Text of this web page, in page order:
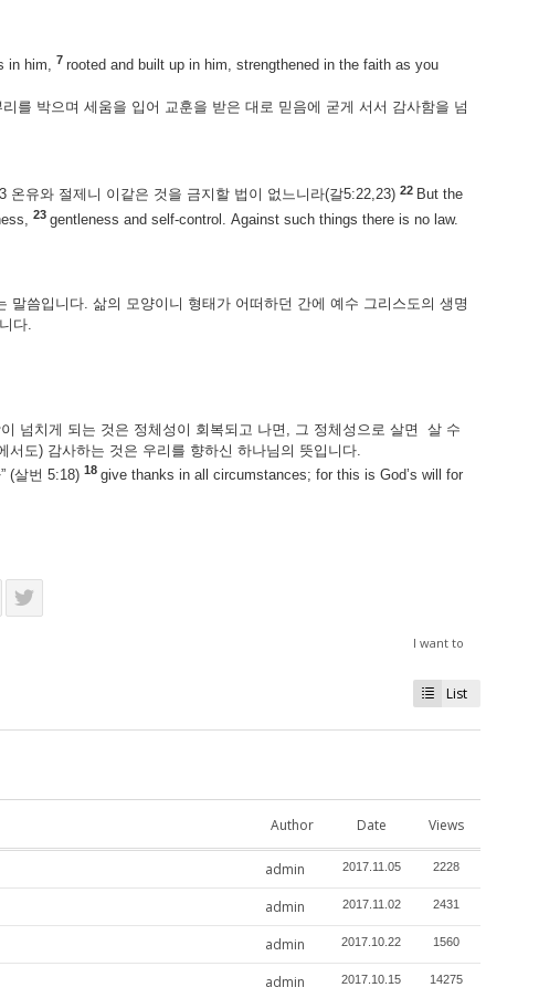
in him, 7 rooted and built up in him, strengthened in the faith as you
를 박으며 세움을 입어 교훈을 받은 대로 믿음에 굳게 서서 감사함을 넘
유와 절제니 이같은 것을 금지할 법이 없느니라(갈5:22,23) 22 But the
23 gentleness and self-control. Against such things there is no law.
말씀입니다. 삶의 모양이니 형태가 어떠하던 간에 예수 그리스도의 생명
다.
넘치게 되는 것은 정체성이 회복되고 나면, 그 정체성으로 살면 살 수
도) 감사하는 것은 우리를 향하신 하나님의 뜻입니다.
(살번 5:18) 18 give thanks in all circumstances; for this is God’s will for
I want to
List
Author Date Views
admin 2017.11.05 2228
admin 2017.11.02 2431
admin 2017.10.22 1560
admin 2017.10.15 14275